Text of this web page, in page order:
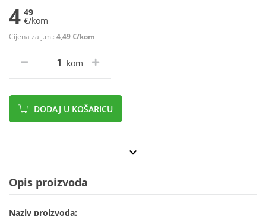
4 49
€/kom
Cijena za j.m.: 4,49 €/kom
kom
DODAJ U KOŠARICU
Opis proizvoda
Naziv proizvoda: